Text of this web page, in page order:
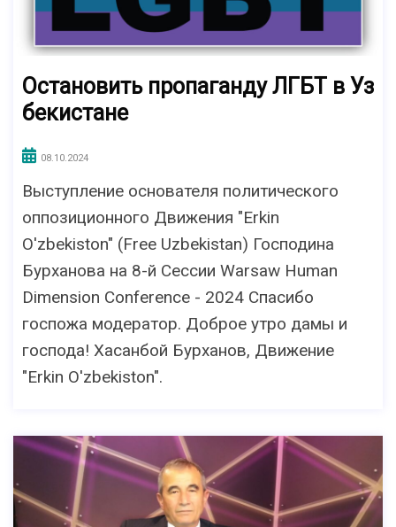
Остановить пропаганду ЛГБТ в Уз
бекистане
08.10.2024
Выступление основателя политического
оппозиционного Движения "Erkin
O'zbekiston" (Free Uzbekistan) Господина
Бурханова на 8-й Сессии Warsaw Human
Dimension Conference - 2024 Спасибо
госпожа модератор. Доброе утро дамы и
господа! Хасанбой Бурханов, Движение
"Erkin O'zbekiston".